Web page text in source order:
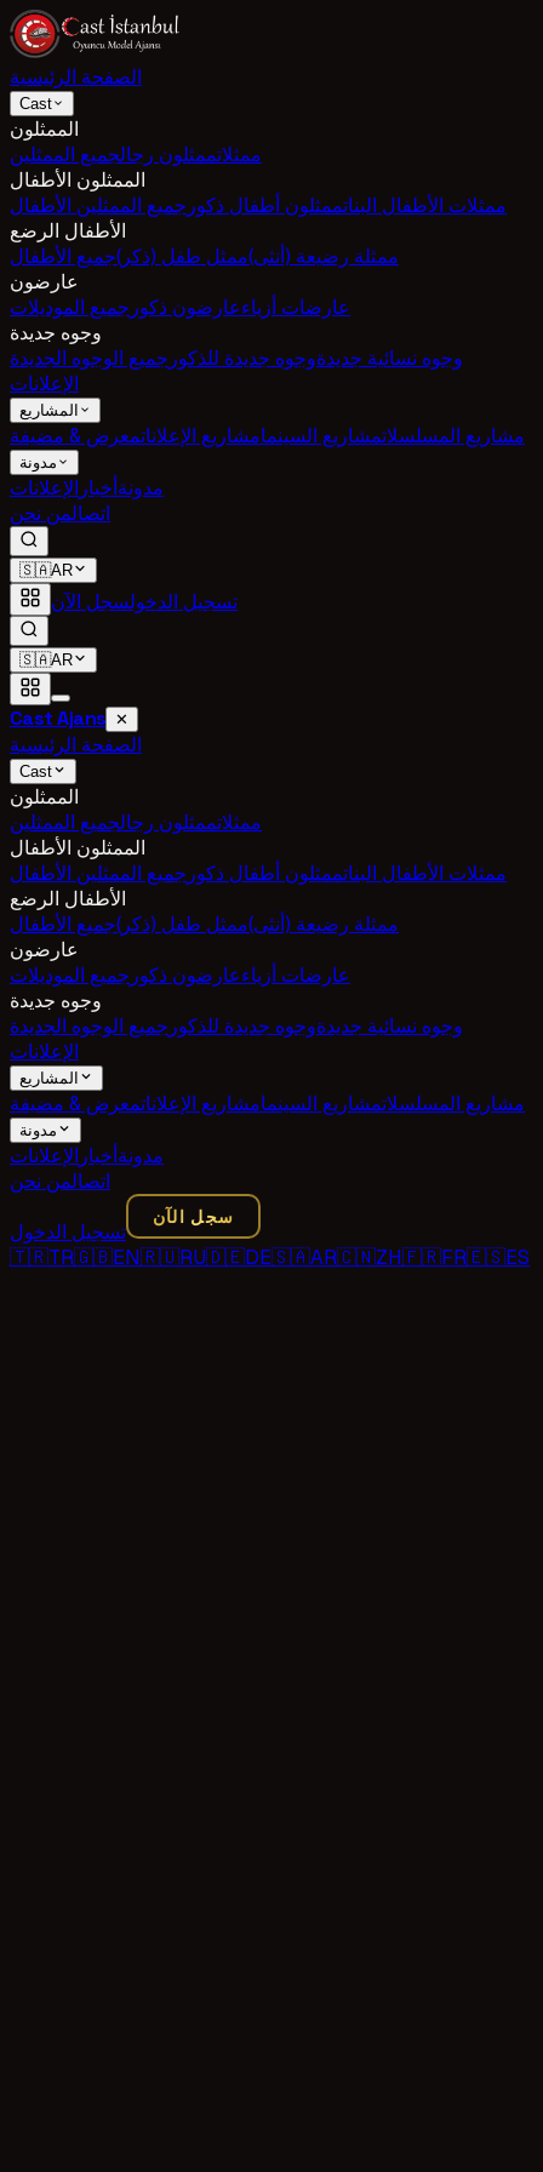
الصفحة الرئيسية
Cast
الممثلون
ممثلاتممثلون رجالجميع الممثلين
الممثلون الأطفال
ممثلات الأطفال البناتممثلون أطفال ذكور جميع الممثلين الأطفال
الأطفال الرضع
ممثلة رضيعة (أنثى)ممثل طفل (ذكر)جميع الأطفال
عارضون
عارضات أزياءعارضون ذكور جميع الموديلات
وجوه جديدة
وجوه نسائية جديدةوجوه جديدة للذكور جميع الوجوه الجديدة
الإعلانات
المشاريع
مشاريع المسلسلاتمشاريع السينمامشاريع الإعلاناتمعرض & مضيفة
مدونة
مدونةأخبار الإعلانات
اتصالمن نحن
🇸🇦AR
تسجيل الدخولسجل الآن
🇸🇦AR
Cast Ajans ✕
الصفحة الرئيسية
Cast
الممثلون
ممثلاتممثلون رجالجميع الممثلين
الممثلون الأطفال
ممثلات الأطفال البناتممثلون أطفال ذكور جميع الممثلين الأطفال
الأطفال الرضع
ممثلة رضيعة (أنثى)ممثل طفل (ذكر)جميع الأطفال
عارضون
عارضات أزياءعارضون ذكور جميع الموديلات
وجوه جديدة
وجوه نسائية جديدةوجوه جديدة للذكور جميع الوجوه الجديدة
الإعلانات
المشاريع
مشاريع المسلسلاتمشاريع السينمامشاريع الإعلاناتمعرض & مضيفة
مدونة
مدونةأخبار الإعلانات
اتصالمن نحن
تسجيل الدخول
سجل الآن
🇹🇷TR🇬🇧EN🇷🇺RU🇩🇪DE🇸🇦AR🇨🇳ZH🇫🇷FR🇪🇸ES